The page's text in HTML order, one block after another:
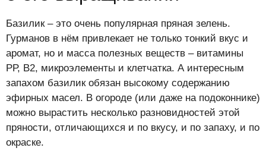
Базилик – это очень популярная пряная зелень.
Гурманов в нём привлекает не только тонкий вкус и
аромат, но и масса полезных веществ – витамины
РР, В2, микроэлементы и клетчатка. А интересным
запахом базилик обязан высокому содержанию
эфирных масел. В огороде (или даже на подоконнике)
можно вырастить несколько разновидностей этой
пряности, отличающихся и по вкусу, и по запаху, и по
окраске.